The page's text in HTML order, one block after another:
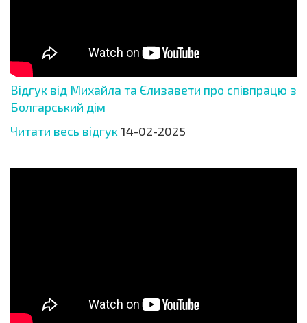
Відгук від Михайла та Єлизавети про співпрацю з
Болгарський дім
Читати весь відгук 14-02-2025